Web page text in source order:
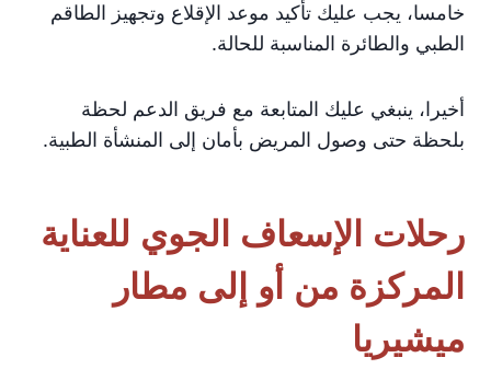
خامسا، يجب عليك تأكيد موعد الإقلاع وتجهيز الطاقم
الطبي والطائرة المناسبة للحالة.
أخيرا، ينبغي عليك المتابعة مع فريق الدعم لحظة
بلحظة حتى وصول المريض بأمان إلى المنشأة الطبية.
رحلات الإسعاف الجوي للعناية
المركزة من أو إلى مطار
ميشيريا